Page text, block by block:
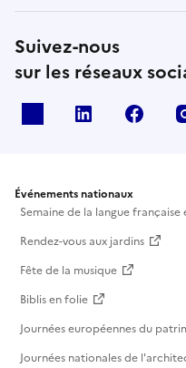
Suivez-nous
sur les réseaux
Linkedin
Événements nationaux
Semaine de la langue
Rendez-vous aux jardins
Fête de la musique
Biblis en folie
Journées européennes du
Journées nationales de